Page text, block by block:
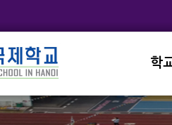
학
교